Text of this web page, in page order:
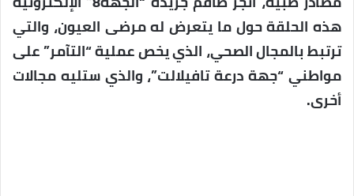
هذه الحلقة حول ما يتعرض له مرضى العيون، والتي
ترتبط بالمجال الصحي، الذي يخص عملية “التآمر” على
مواطني “جهة درعة تافيلالت”، والذي ستليه مجالات
أخرى.